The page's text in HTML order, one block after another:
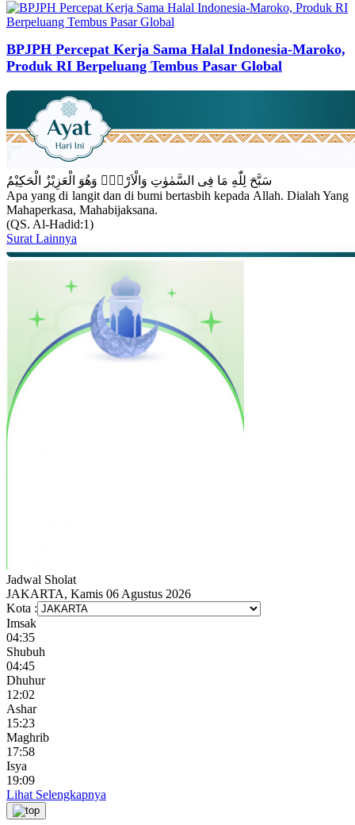
BPJPH Percepat Kerja Sama Halal Indonesia-Maroko,
Produk RI Berpeluang Tembus Pasar Global
سَبَّحَ لِلّٰهِ مَا فِى السَّمٰوٰتِ وَالْاَرْضِۚ وَهُوَ الْعَزِيْزُ الْحَكِيْمُ
Apa yang di langit dan di bumi bertasbih kepada Allah. Dialah Yang
Mahaperkasa, Mahabijaksana.
(QS. Al-Hadid:1)
Surat Lainnya
Jadwal Sholat
JAKARTA, Kamis 06 Agustus 2026
Kota :
Imsak
04:35
Shubuh
04:45
Dhuhur
12:02
Ashar
15:23
Maghrib
17:58
Isya
19:09
Lihat Selengkapnya